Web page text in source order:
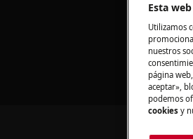
Esta
Utilizamos
nuestros
página
aceptar»,
podemos
cookies y